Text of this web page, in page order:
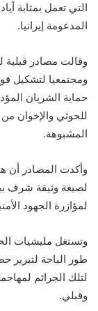
التي تعمل بمثابة
المدعومة إيرانيا.
وقالت مصادر قبلية
ومجتمعيا لتشكيل
حماية الشريان
للحوثي والإخوان من
المشبوهة.
وأكدت المصادر أن
لصيغة وثيقة شرف
لمؤازرة الجهود
وتستغل مليشيات
طور الباحة لتبرير
لتلك الجرائم
وقبلي.